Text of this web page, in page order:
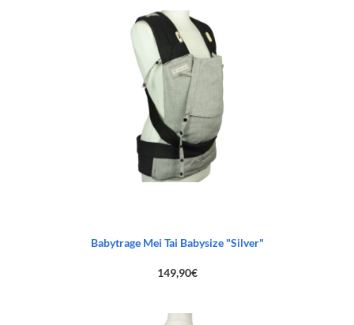
Babytrage Mei Tai Babysize "Silver"
149,90€